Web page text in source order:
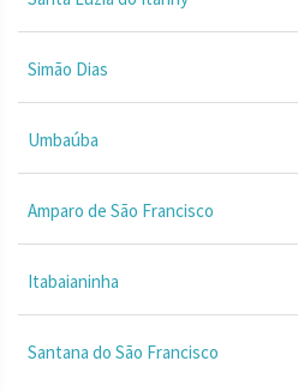
Simão Dias
Umbaúba
Amparo de São Francisco
Itabaianinha
Santana do São Francisco